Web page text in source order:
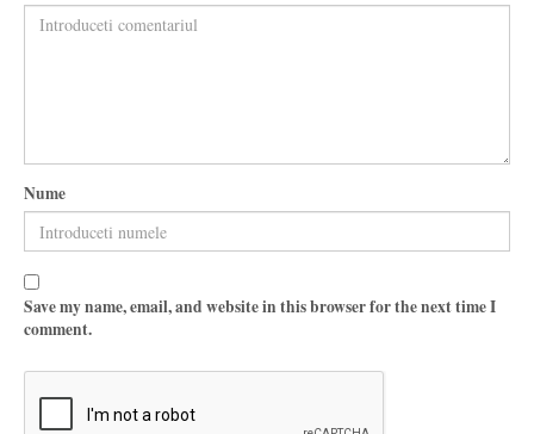
Nume
Save my name, email, and website in this browser for the next time I
comment.